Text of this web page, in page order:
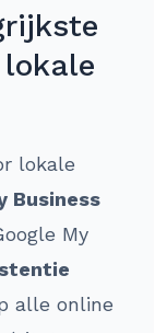
lokale
lokale
Business
My
alle online